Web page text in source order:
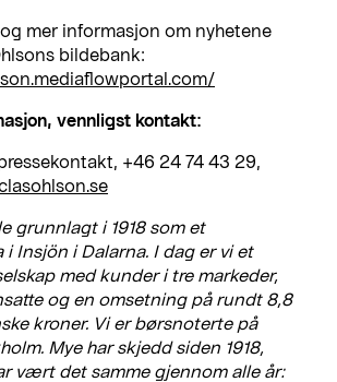
mer informasjon om nyhetene
bildebank:
vennligst kontakt:
+46 24 74 43 29,
grunnlagt i 1918 som et
i Insjön i Dalarna. I dag er vi et
med kunder i tre markeder,
og en omsetning på rundt 8,8
kroner. Vi er børsnoterte på
Mye har skjedd siden 1918,
vært det samme gjennom alle år: